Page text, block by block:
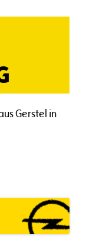
Gerstel in